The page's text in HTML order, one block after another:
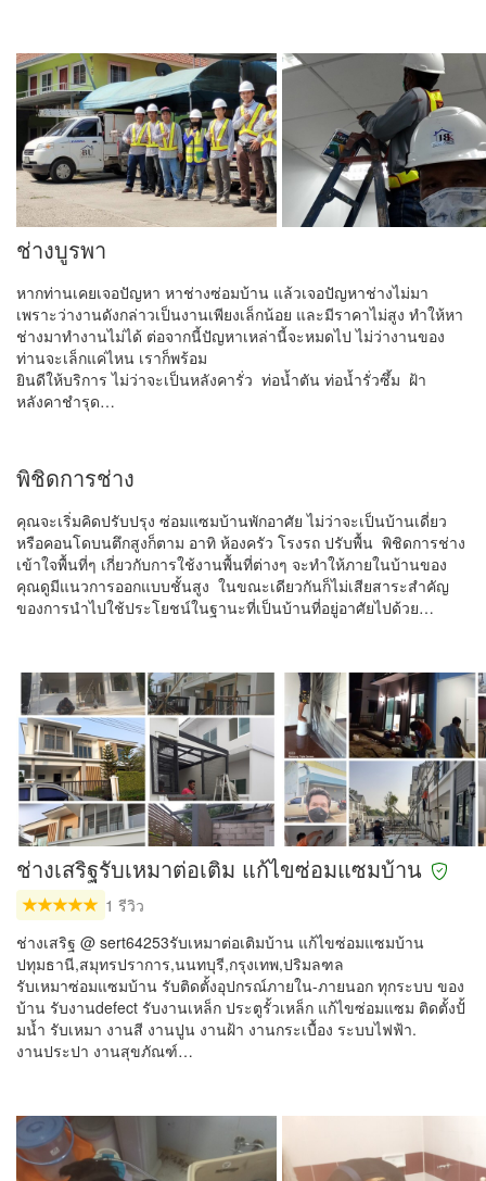
ช่างบูรพา
หากท่านเคยเจอปัญหา หาช่างซ่อมบ้าน แล้วเจอปัญหาช่างไม่มา
เพราะว่างานดังกล่าวเป็นงานเพียงเล็กน้อย และมีราคาไม่สูง ทำให้หา
ช่างมาทำงานไม่ได้ ต่อจากนี้ปัญหาเหล่านี้จะหมดไป ไม่ว่างานของ
ท่านจะเล็กแค่ไหน เราก็พร้อม
ยินดีให้บริการ ไม่ว่าจะเป็นหลังคารั่ว ท่อน้ำตัน ท่อน้ำรั่วซึ้ม ฝ้า
หลังคาชำรุด…
พิชิดการช่าง
คุณจะเริ่มคิดปรับปรุง ซ่อมแซมบ้านพักอาศัย ไม่ว่าจะเป็นบ้านเดี่ยว
หรือคอนโดบนตึกสูงก็ตาม อาทิ ห้องครัว โรงรถ ปรับพื้น พิชิดการช่าง
เข้าใจพื้นที่ๆ เกี่ยวกับการใช้งานพื้นที่ต่างๆ จะทำให้ภายในบ้านของ
คุณดูมีแนวการออกแบบชั้นสูง ในขณะเดียวกันก็ไม่เสียสาระสำคัญ
ของการนำไปใช้ประโยชน์ในฐานะที่เป็นบ้านที่อยู่อาศัยไปด้วย…
ช่างเสริฐรับเหมาต่อเติม แก้ไขซ่อมแซมบ้าน
1 รีวิว
ช่างเสริฐ @ sert64253รับเหมาต่อเติมบ้าน แก้ไขซ่อมแซมบ้าน
ปทุมธานี,สมุทรปราการ,นนทบุรี,กรุงเทพ,ปริมลฑล
รับเหมาซ่อมแซมบ้าน รับติดตั้งอุปกรณ์ภายใน-ภายนอก ทุกระบบ ของ
บ้าน รับงานdefect รับงานเหล็ก ประตูรั้วเหล็ก แก้ไขซ่อมแซม ติดตั้งปั้
มน้ำ รับเหมา งานสี งานปูน งานฝ้า งานกระเบื้อง ระบบไฟฟ้า.
งานประปา งานสุขภัณฑ์…